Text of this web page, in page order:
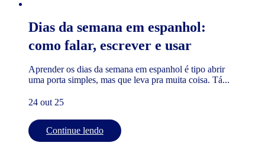
Dias da semana em espanhol:
como falar, escrever e usar
Aprender os dias da semana em espanhol é tipo abrir
uma porta simples, mas que leva pra muita coisa. Tá...
24 out 25
Continue lendo